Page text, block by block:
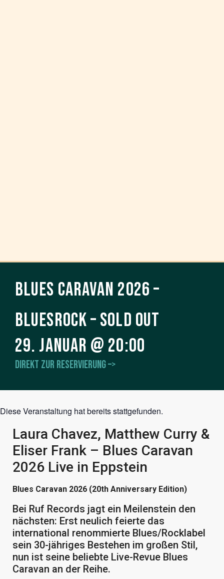
Blues Caravan 2026 –
Bluesrock – sold out
29. Januar @ 20:00
Direkt zur Reservierung –>
Diese Veranstaltung hat bereits stattgefunden.
Laura Chavez, Matthew Curry &
Eliser Frank – Blues Caravan
2026 Live in Eppstein
Blues Caravan 2026 (20th Anniversary Edition)
Bei Ruf Records jagt ein Meilenstein den
nächsten: Erst neulich feierte das
international renommierte Blues/Rocklabel
sein 30-jähriges Bestehen im großen Stil,
nun ist seine beliebte Live-Revue Blues
Caravan an der Reihe.